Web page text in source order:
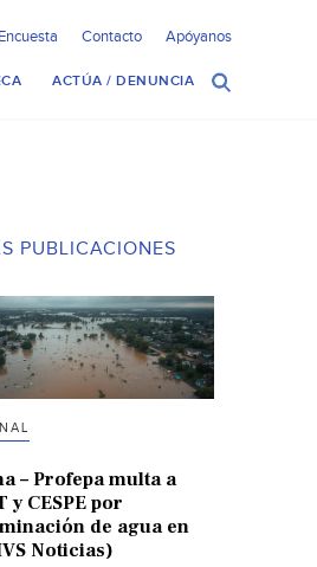
Encuesta Contacto Apóyanos
ACTÚA / DENUNCIA
PUBLICACIONES
– Profepa multa a
y CESPE por
de agua en
Noticias)